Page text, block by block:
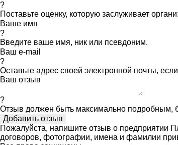
?
Поставьте оценку, которую заслуживает
Ваше имя
?
Введите ваше имя, ник или псевдоним.
Ваш e-mail
?
Оставьте адрес своей электронной почты,
Ваш отзыв
?
Отзыв должен быть максимально подробным,
Пожалуйста, напишите отзыв о предприятии
договоров, фотографии, имена и фамилии